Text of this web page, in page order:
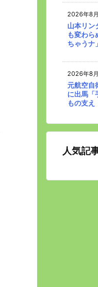
2026年8
山本リン
も変わら
ちゃうナ」
2026年8
元航空自
に出馬「
もの支え
人気記